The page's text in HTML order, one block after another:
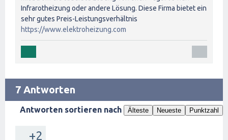
Infrarotheizung oder andere Lösung. Diese Firma bietet ein
sehr gutes Preis-Leistungsverhältnis
https://www.elektroheizung.com
7 Antworten
Antworten sortieren nach Älteste Neueste Punktzahl
+2